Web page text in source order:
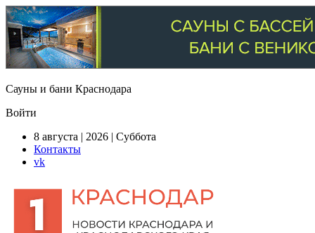
Сауны и бани Краснодара
Войти
8 августа | 2026 | Суббота
Контакты
vk